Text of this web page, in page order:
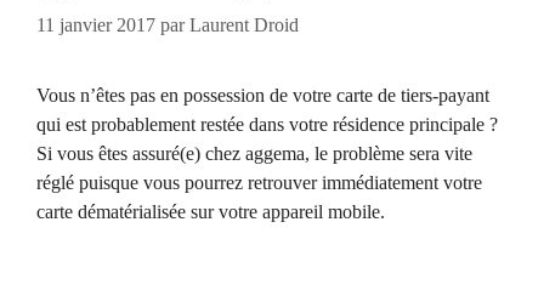
11 janvier 2017 parLaurent Droid
Vous n’êtes pas en possession de votre carte de tiers-payant
qui est probablement restée dans votre résidence principale ?
Si vous êtes assuré(e) chez aggema, le problème sera vite
réglé puisque vous pourrez retrouver immédiatement votre
carte dématérialisée sur votre appareil mobile.